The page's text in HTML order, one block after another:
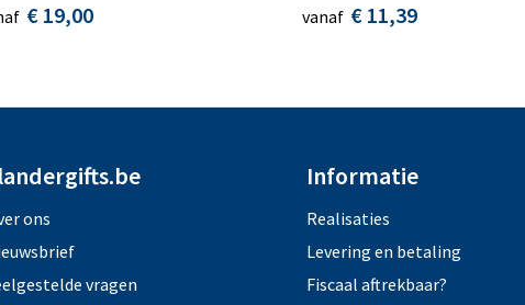
€ 19,00 vanaf € 11,39
ons
vragen
Informatie
Realisaties
Levering en betaling
Fiscaal aftrekbaar?